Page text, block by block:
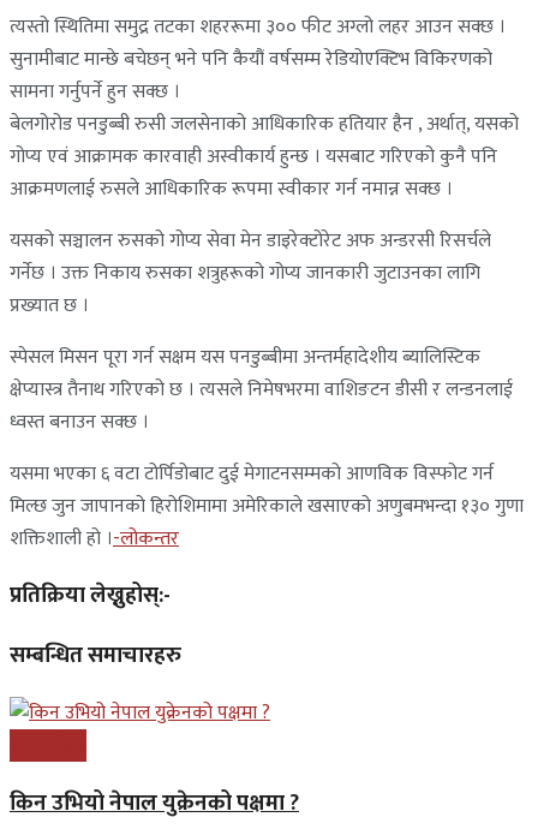
त्यस्तो स्थितिमा समुद्र तटका शहररूमा ३०० फीट अग्लो लहर आउन सक्छ ।
सुनामीबाट मान्छे बचेछन् भने पनि कैयौं वर्षसम्म रेडियोएक्टिभ विकिरणको
सामना गर्नुपर्ने हुन सक्छ ।
बेलगोरोड पनडुब्बी रुसी जलसेनाको आधिकारिक हतियार हैन , अर्थात्, यसको
गोप्य एवं आक्रामक कारवाही अस्वीकार्य हुन्छ । यसबाट गरिएको कुनै पनि
आक्रमणलाई रुसले आधिकारिक रूपमा स्वीकार गर्न नमान्न सक्छ ।
यसको सञ्चालन रुसको गोप्य सेवा मेन डाइरेक्टोरेट अफ अन्डरसी रिसर्चले
गर्नेछ । उक्त निकाय रुसका शत्रुहरूको गोप्य जानकारी जुटाउनका लागि
प्रख्यात छ ।
स्पेसल मिसन पूरा गर्न सक्षम यस पनडुब्बीमा अन्तर्महादेशीय ब्यालिस्टिक
क्षेप्यास्त्र तैनाथ गरिएको छ । त्यसले निमेषभरमा वाशिङटन डीसी र लन्डनलाई
ध्वस्त बनाउन सक्छ ।
यसमा भएका ६ वटा टोर्पिडोबाट दुई मेगाटनसम्मको आणविक विस्फोट गर्न
मिल्छ जुन जापानको हिरोशिमामा अमेरिकाले खसाएको अणुबमभन्दा १३० गुणा
शक्तिशाली हो ।-लोकन्तर
प्रतिक्रिया लेख्नुहोस्:-
सम्बन्धित समाचारहरु
किन उभियो नेपाल युक्रेनको पक्षमा ?